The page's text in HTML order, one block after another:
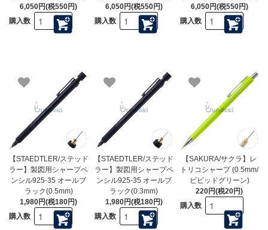
6,050円(税550円)
購入数
6,050円(税550円)
購入数
6,050円(税550円)
購入数
【STAEDTLER/ステッド
ラー】製図用シャープペ
ンシル925-35 オールブ
ラック(0.5mm)
1,980円(税180円)
購入数
【STAEDTLER/ステッド
ラー】製図用シャープペ
ンシル925-35 オールブ
ラック(0.3mm)
1,980円(税180円)
購入数
【SAKURA/サクラ】レ
トリコシャープ (0.5mm/
ビビッドグリーン)
220円(税20円)
購入数